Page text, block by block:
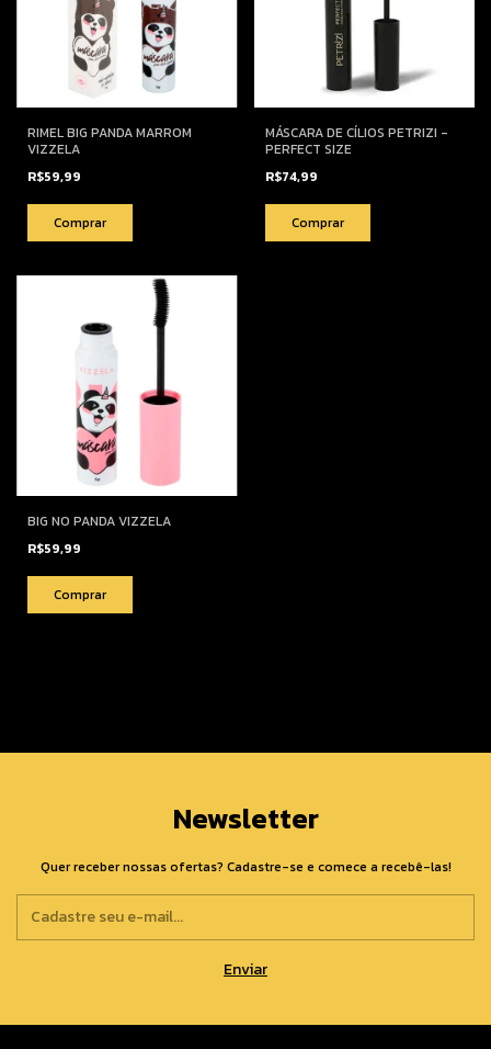
RIMEL BIG PANDA MARROM
VIZZELA
R$59,99
MÁSCARA DE CÍLIOS PETRIZI -
PERFECT SIZE
R$74,99
BIG NO PANDA VIZZELA
R$59,99
Newsletter
Quer receber nossas ofertas? Cadastre-se e comece a recebê-las!